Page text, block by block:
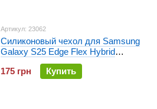
Артикул: 23062
Силиконовый чехол для Samsung
Galaxy S25 Edge Flex Hybrid
ультратонкий Прозрачный
175 грн
Купить